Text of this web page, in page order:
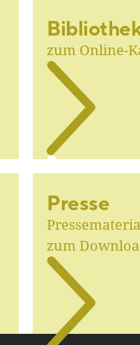
zum Online-
Presse
zum